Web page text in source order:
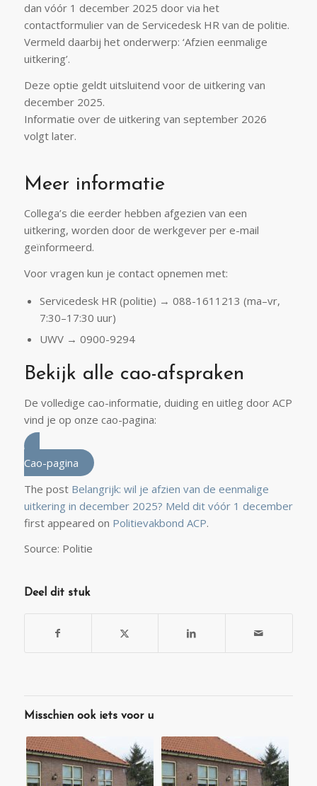
dan vóór 1 december 2025 door via het
contactformulier van de Servicedesk HR van de politie.
Vermeld daarbij het onderwerp: ‘Afzien eenmalige
uitkering’.
Deze optie geldt uitsluitend voor de uitkering van
december 2025.
Informatie over de uitkering van september 2026
volgt later.
Meer informatie
Collega’s die eerder hebben afgezien van een
uitkering, worden door de werkgever per e-mail
geïnformeerd.
Voor vragen kun je contact opnemen met:
Servicedesk HR (politie) → 088-1611213 (ma–vr,
7:30–17:30 uur)
UWV → 0900-9294
Bekijk alle cao-afspraken
De volledige cao-informatie, duiding en uitleg door ACP
vind je op onze cao-pagina:
Cao-pagina
The post Belangrijk: wil je afzien van de eenmalige
uitkering in december 2025? Meld dit vóór 1 december
first appeared on Politievakbond ACP.
Source: Politie
Deel dit stuk
Misschien ook iets voor u